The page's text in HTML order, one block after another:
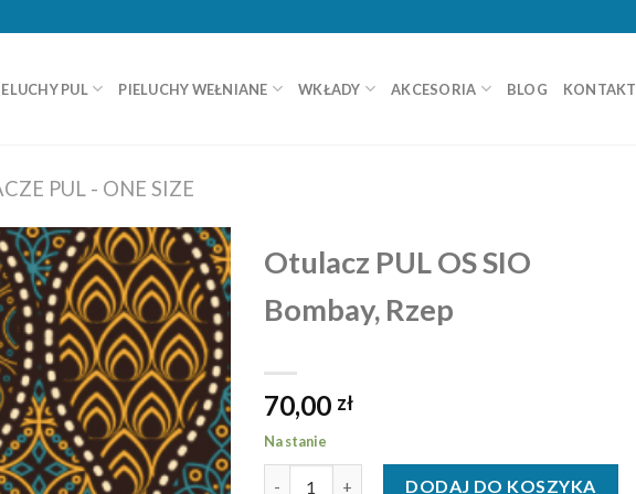
PUL PIELUCHY WEŁNIANE WKŁADY AKCESORIA BLOG KONTAKT
PUL - ONE SIZE
Otulacz PUL OS SIO
Bombay, Rzep
70,00 zł
Na stanie
DODAJ DO KOSZYKA